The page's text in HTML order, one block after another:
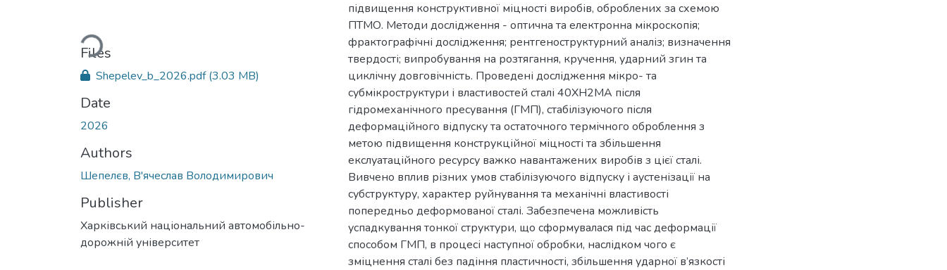
Loading...
Files
Shepelev_b_2026.pdf(3.03 MB)
Date
2026
Authors
Шепелєв, В'ячеслав Володимирович
Publisher
Харківський національний автомобільно-
дорожній університет
підвищення конструктивної міцності виробів, оброблених за схемою
ПТМО. Методи дослідження - оптична та електронна мікроскопія;
фрактографічні дослідження; рентгеноструктурний аналіз; визначення
твердості; випробування на розтягання, кручення, ударний згин та
циклічну довговічність. Проведені дослідження мікро- та
субмікроструктури і властивостей сталі 40ХН2МА після
гідромеханічного пресування (ГМП), стабілізуючого після
деформаційного відпуску та остаточного термічного оброблення з
метою підвищення конструкційної міцності та збільшення
екслуатаційного ресурсу важко навантажених виробів з цієї сталі.
Вивчено вплив різних умов стабілізуючого відпуску і аустенізації на
субструктуру, характер руйнування та механічні властивості
попередньо деформованої сталі. Забезпечена можливість
успадкування тонкої структури, що сформувалася під час деформації
способом ГМП, в процесі наступної обробки, наслідком чого є
зміцнення сталі без падіння пластичності, збільшення ударної в’язкості